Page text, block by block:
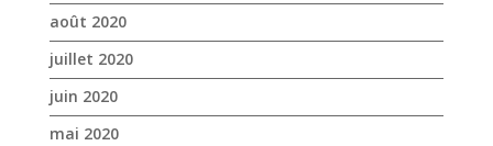
août 2020
juillet 2020
juin 2020
mai 2020